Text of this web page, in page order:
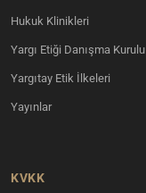
Hukuk Klinikleri
Yargı Etiği Danışma Kurulu
Yargıtay Etik İlkeleri
Yayınlar
KVKK